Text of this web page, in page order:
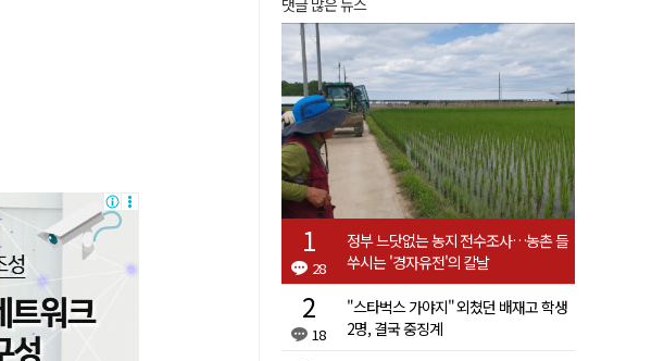
댓글 많은 뉴스
28
정부 느닷없는 농지 전수조사…농촌 들
쑤시는 '경자유전'의 칼날
18
"스타벅스 가야지" 외쳤던 배재고 학생
2명, 결국 중징계